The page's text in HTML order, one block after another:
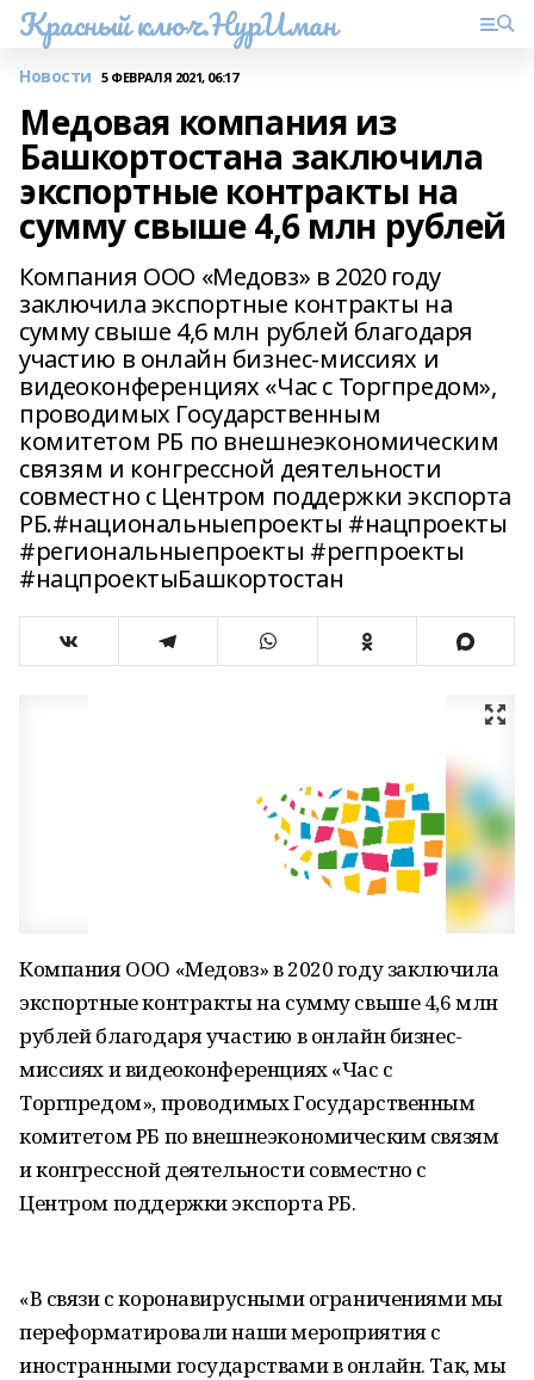
Красный ключ.НурИман
Новости 5 ФЕВРАЛЯ 2021, 06:17
Медовая компания из
Башкортостана заключила
экспортные контракты на
сумму свыше 4,6 млн рублей
Компания ООО «Медовз» в 2020 году
заключила экспортные контракты на
сумму свыше 4,6 млн рублей благодаря
участию в онлайн бизнес-миссиях и
видеоконференциях «Час с Торгпредом»,
проводимых Государственным
комитетом РБ по внешнеэкономическим
связям и конгрессной деятельности
совместно с Центром поддержки экспорта
РБ.#национальныепроекты #нацпроекты
#региональныепроекты #регпроекты
#нацпроектыБашкортостан
Компания ООО «Медовз» в 2020 году заключила
экспортные контракты на сумму свыше 4,6 млн
рублей благодаря участию в онлайн бизнес-
миссиях и видеоконференциях «Час с
Торгпредом», проводимых Государственным
комитетом РБ по внешнеэкономическим связям
и конгрессной деятельности совместно с
Центром поддержки экспорта РБ.
«В связи с коронавирусными ограничениями мы
переформатировали наши мероприятия с
иностранными государствами в онлайн. Так, мы